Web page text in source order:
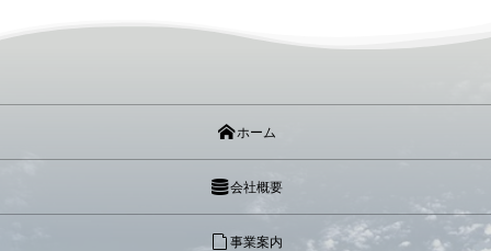
ホーム
会社概要
事業案内